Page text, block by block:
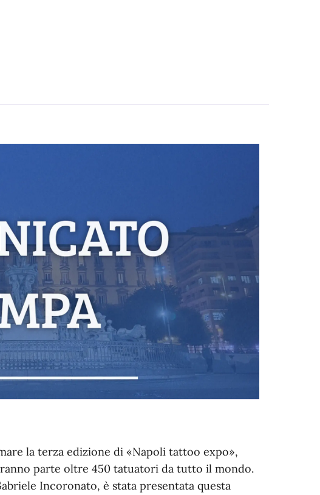
la terza edizione di «Napoli tattoo expo»,
parte oltre 450 tatuatori da tutto il mondo.
Incoronato, è stata presentata questa